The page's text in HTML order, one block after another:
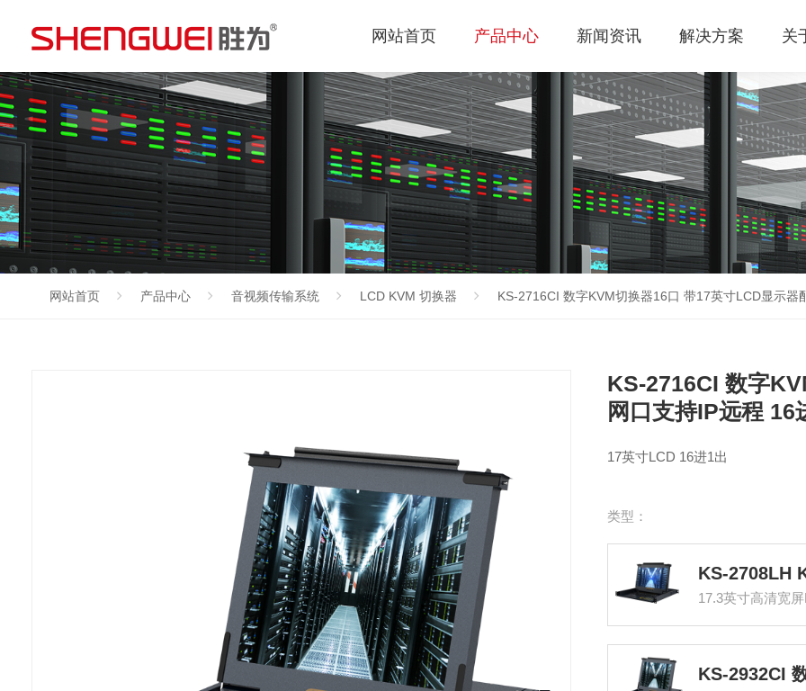
网站首页 产品中心 新闻资讯 解决方案 关
网站首页 产品中心 音视频传输系统 LCD KVM 切换器 KS-2716CI 数字KVM切换器16口 带17英寸LCD显示器
KS-2716CI 数字
网口支持IP远程 16
17英寸LCD 16进1出
类型：